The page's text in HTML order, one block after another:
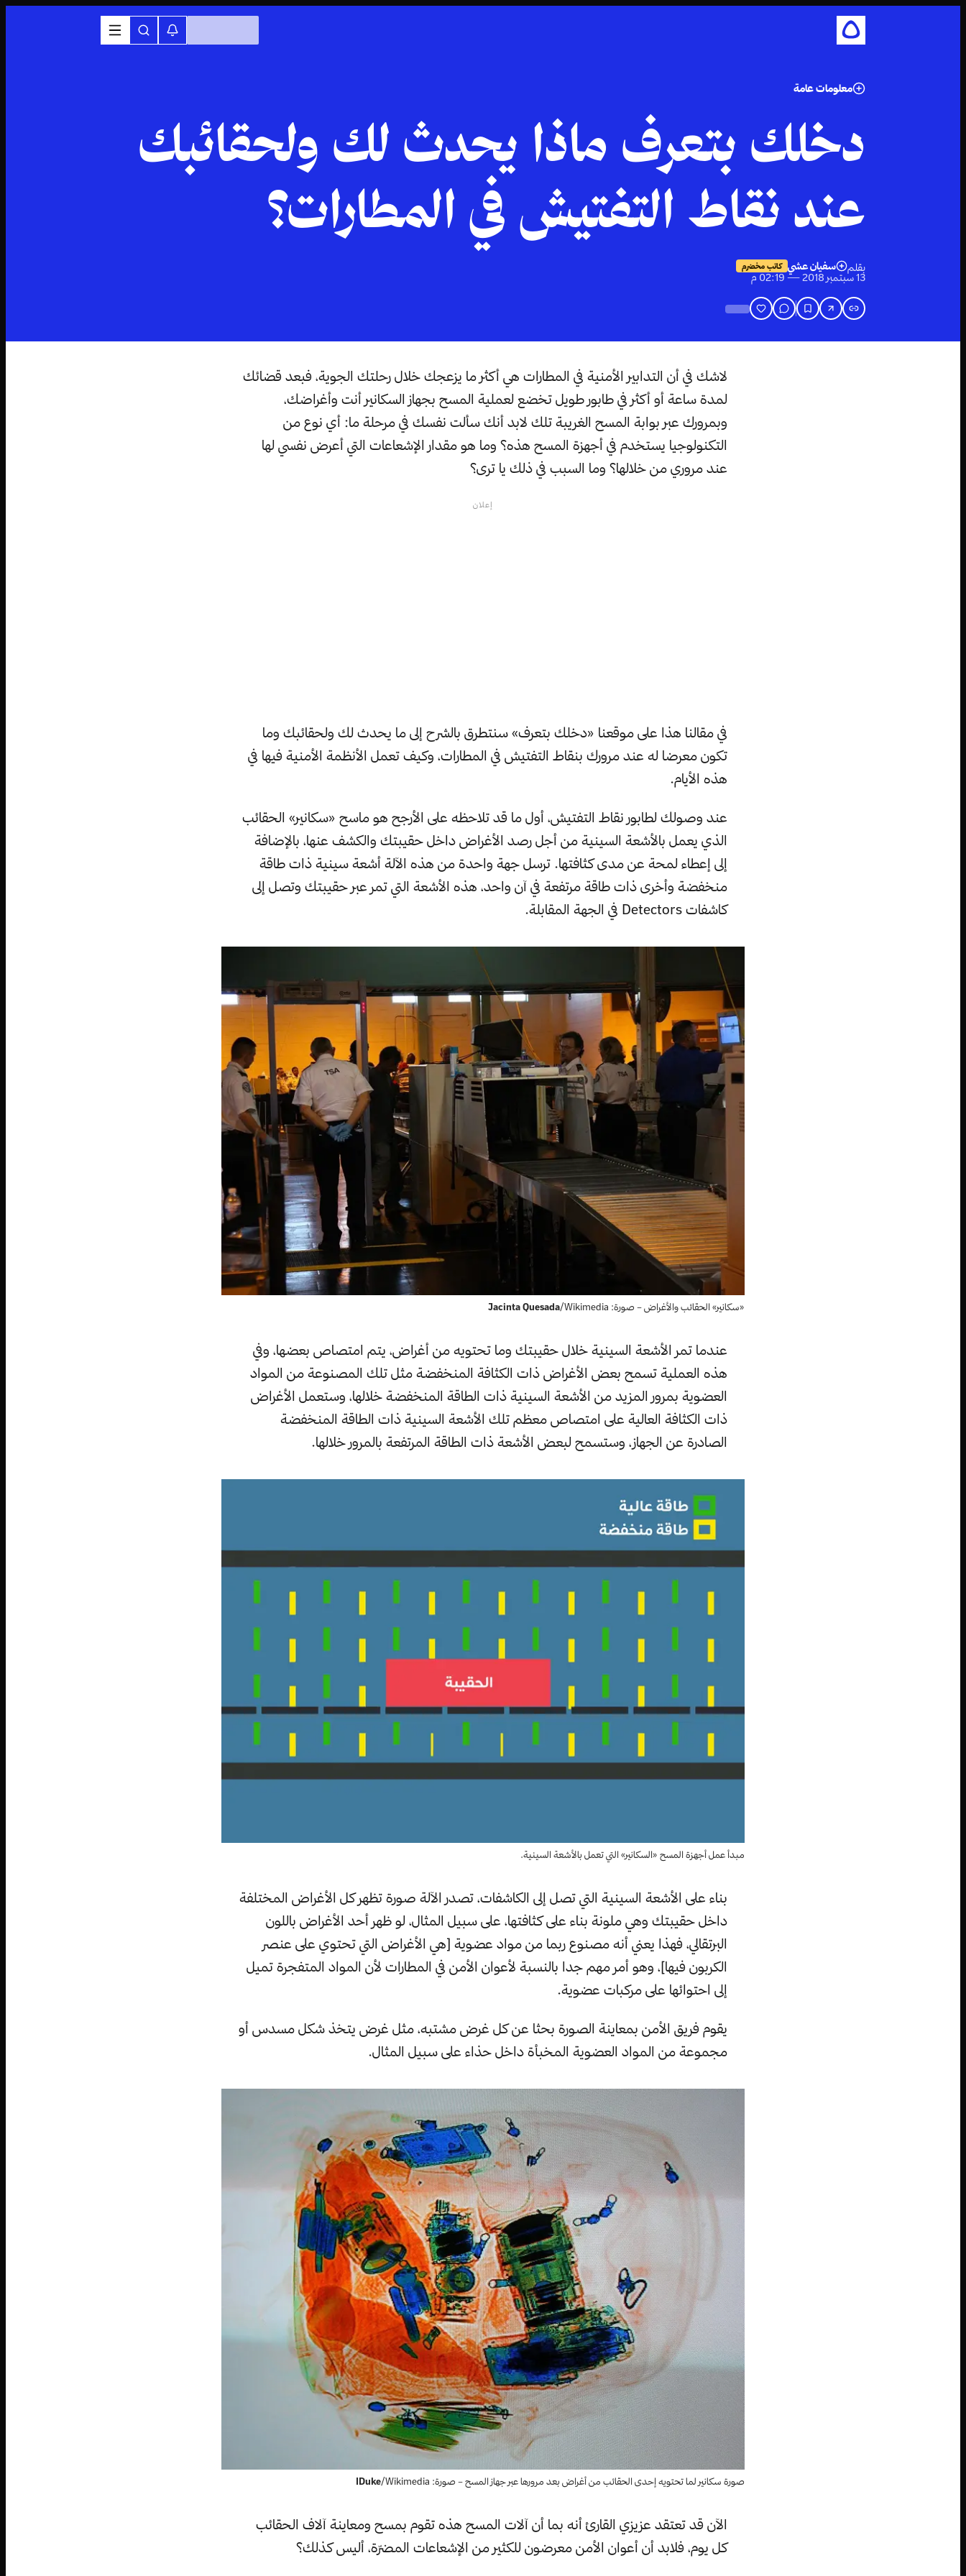
معلومات عامة
دخلك بتعرف ماذا يحدث لك ولحقائبك
عند نقاط التفتيش في المطارات؟
بقلم سفيان عشي كاتب مخضرم
13 سبتمبر 2018 — 02:19 م
لاشك في أن التدابير الأمنية في المطارات هي أكثر ما يزعجك خلال رحلتك الجوية، فبعد قضائك
لمدة ساعة أو أكثر في طابور طويل تخضع لعملية المسح بجهاز السكانير أنت وأغراضك،
وبمرورك عبر بوابة المسح الغريبة تلك لابد أنك سألت نفسك في مرحلة ما: أي نوع من
التكنولوجيا يستخدم في أجهزة المسح هذه؟ وما هو مقدار الإشعاعات التي أعرض نفسي لها
عند مروري من خلالها؟ وما السبب في ذلك يا ترى؟
إعلان
في مقالنا هذا على موقعنا «دخلك بتعرف» سنتطرق بالشرح إلى ما يحدث لك ولحقائبك وما
تكون معرضا له عند مرورك بنقاط التفتيش في المطارات، وكيف تعمل الأنظمة الأمنية فيها في
هذه الأيام.
عند وصولك لطابور نقاط التفتيش، أول ما قد تلاحظه على الأرجح هو ماسح «سكانير» الحقائب
الذي يعمل بالأشعة السينية من أجل رصد الأغراض داخل حقيبتك والكشف عنها، بالإضافة
إلى إعطاء لمحة عن مدى كثافتها. ترسل جهة واحدة من هذه الآلة أشعة سينية ذات طاقة
منخفضة وأخرى ذات طاقة مرتفعة في آن واحد، هذه الأشعة التي تمر عبر حقيبتك وتصل إلى
كاشفات Detectors في الجهة المقابلة.
«سكانير» الحقائب والأغراض – صورة: Jacinta Quesada/Wikimedia
عندما تمر الأشعة السينية خلال حقيبتك وما تحتويه من أغراض، يتم امتصاص بعضها، وفي
هذه العملية تسمح بعض الأغراض ذات الكثافة المنخفضة مثل تلك المصنوعة من المواد
العضوية بمرور المزيد من الأشعة السينية ذات الطاقة المنخفضة خلالها، وستعمل الأغراض
ذات الكثافة العالية على امتصاص معظم تلك الأشعة السينية ذات الطاقة المنخفضة
الصادرة عن الجهاز، وستسمح لبعض الأشعة ذات الطاقة المرتفعة بالمرور خلالها.
مبدأ عمل أجهزة المسح «السكانير» التي تعمل بالأشعة السينية.
بناء على الأشعة السينية التي تصل إلى الكاشفات، تصدر الآلة صورة تظهر كل الأغراض المختلفة
داخل حقيبتك وهي ملونة بناء على كثافتها، على سبيل المثال، لو ظهر أحد الأغراض باللون
البرتقالي، فهذا يعني أنه مصنوع ربما من مواد عضوية [هي الأغراض التي تحتوي على عنصر
الكربون فيها]، وهو أمر مهم جدا بالنسبة لأعوان الأمن في المطارات لأن المواد المتفجرة تميل
إلى احتوائها على مركبات عضوية.
يقوم فريق الأمن بمعاينة الصورة بحثا عن كل غرض مشتبه، مثل غرض يتخذ شكل مسدس أو
مجموعة من المواد العضوية المخبأة داخل حذاء على سبيل المثال.
صورة سكانير لما تحتويه إحدى الحقائب من أغراض بعد مرورها عبر جهاز المسح – صورة: IDuke/Wikimedia
الآن قد تعتقد عزيزي القارئ أنه بما أن آلات المسح هذه تقوم بمسح ومعاينة آلاف الحقائب
كل يوم، فلابد أن أعوان الأمن معرضون للكثير من الإشعاعات المضرّة، أليس كذلك؟